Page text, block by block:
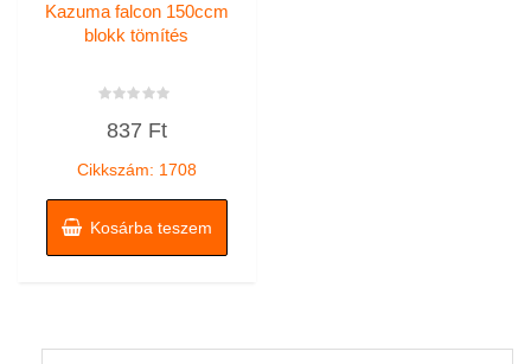
Kazuma falcon 150ccm
blokk tömítés
837 Ft
Cikkszám: 1708
Kosárba teszem